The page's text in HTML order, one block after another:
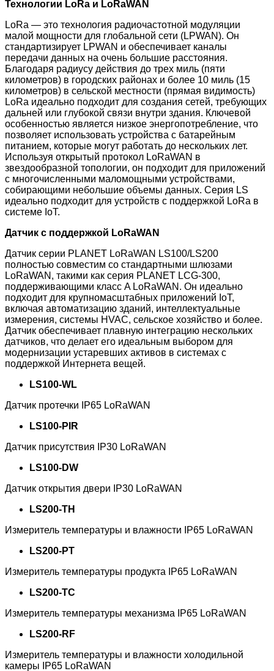
Технологии LoRa и LoRaWAN
LoRa — это технология радиочастотной модуляции
малой мощности для глобальной сети (LPWAN). Он
стандартизирует LPWAN и обеспечивает каналы
передачи данных на очень большие расстояния.
Благодаря радиусу действия до трех миль (пяти
километров) в городских районах и более 10 миль (15
километров) в сельской местности (прямая видимость)
LoRa идеально подходит для создания сетей, требующих
дальней или глубокой связи внутри здания. Ключевой
особенностью является низкое энергопотребление, что
позволяет использовать устройства с батарейным
питанием, которые могут работать до нескольких лет.
Используя открытый протокол LoRaWAN в
звездообразной топологии, он подходит для приложений
с многочисленными маломощными устройствами,
собирающими небольшие объемы данных. Серия LS
идеально подходит для устройств с поддержкой LoRa в
системе IoT.
Датчик с поддержкой LoRaWAN
Датчик серии PLANET LoRaWAN LS100/LS200
полностью совместим со стандартными шлюзами
LoRaWAN, такими как серия PLANET LCG-300,
поддерживающими класс A LoRaWAN. Он идеально
подходит для крупномасштабных приложений IoT,
включая автоматизацию зданий, интеллектуальные
измерения, системы HVAC, сельское хозяйство и более.
Датчик обеспечивает плавную интеграцию нескольких
датчиков, что делает его идеальным выбором для
модернизации устаревших активов в системах с
поддержкой Интернета вещей.
LS100-WL
Датчик протечки IP65 LoRaWAN
LS100-PIR
Датчик присутствия IP30 LoRaWAN
LS100-DW
Датчик открытия двери IP30 LoRaWAN
LS200-TH
Измеритель температуры и влажности IP65 LoRaWAN
LS200-PT
Измеритель температуры продукта IP65 LoRaWAN
LS200-TC
Измеритель температуры механизма IP65 LoRaWAN
LS200-RF
Измеритель температуры и влажности холодильной
камеры IP65 LoRaWAN